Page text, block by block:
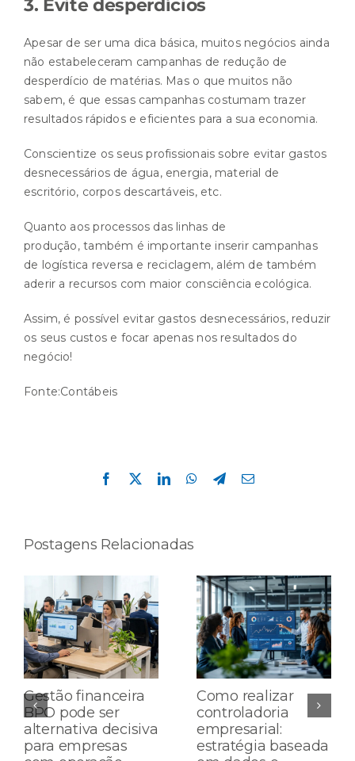
3. Evite desperdícios
Apesar de ser uma dica básica, muitos negócios ainda
não estabeleceram campanhas de redução de
desperdício de matérias. Mas o que muitos não
sabem, é que essas campanhas costumam trazer
resultados rápidos e eficientes para a sua economia.
Conscientize os seus profissionais sobre evitar gastos
desnecessários de água, energia, material de
escritório, corpos descartáveis, etc.
Quanto aos processos das linhas de
produção, também é importante inserir campanhas
de logística reversa e reciclagem, além de também
aderir a recursos com maior consciência ecológica.
Assim, é possível evitar gastos desnecessários, reduzir
os seus custos e focar apenas nos resultados do
negócio!
Fonte:Contábeis
Facebook
X LinkedInWhatsApp
Telegram
E-
Postagens Relacionadas
Gestão financeira
BPO pode ser
alternativa decisiva
para empresas
Como realizar
controladoria
empresarial:
estratégia baseada